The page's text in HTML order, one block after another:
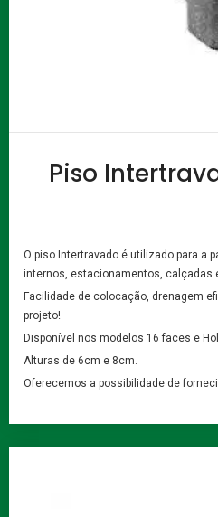
Piso
O piso Intertravado é utilizado para a
internos, estacionamentos, calçadas
Facilidade de colocação, drenagem
projeto!
Disponível nos modelos 16 faces e
Alturas de 6cm e 8cm.
Oferecemos a possibilidade de